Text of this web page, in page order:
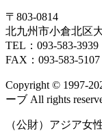
ら
し
電
話
談
〒803‐0814
北九州市小倉北区
TEL：093‐583‐3939
FAX：093‐583‐5107
Copyright ©
ーブ All rights
（公財）アジア女